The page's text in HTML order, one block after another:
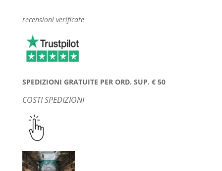
recensioni verificate
SPEDIZIONI GRATUITE PER ORD. SUP. € 50
COSTI SPEDIZIONI